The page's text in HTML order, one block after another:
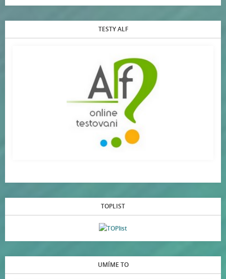
TESTY ALF
TOPLIST
UMÍME TO